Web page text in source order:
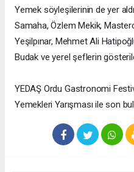
Yemek söyleşilerinin de yer
Samaha, Özlem Mekik,
Yeşilpınar, Mehmet Ali
Budak ve yerel şeflerin
YEDAŞ Ordu Gastronomi
Yemekleri Yarışması ile son